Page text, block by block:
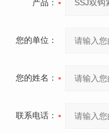
产品：
您的单位：
您的姓名：
联系电话：